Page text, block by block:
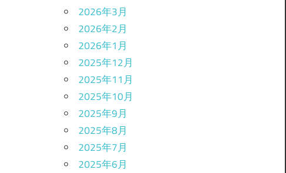
2026年3月
2026年2月
2026年1月
2025年12月
2025年11月
2025年10月
2025年9月
2025年8月
2025年7月
2025年6月